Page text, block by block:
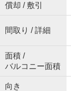
償却 / 敷引
間取り / 詳細
面積 /
バルコニー面積
向き